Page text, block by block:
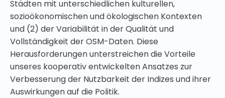
Städten mit unterschiedlichen kulturellen,
sozioökonomischen und ökologischen Kontexten
und (2) der Variabilität in der Qualität und
Vollständigkeit der OSM-Daten. Diese
Herausforderungen unterstreichen die Vorteile
unseres kooperativ entwickelten Ansatzes zur
Verbesserung der Nutzbarkeit der Indizes und ihrer
Auswirkungen auf die Politik.